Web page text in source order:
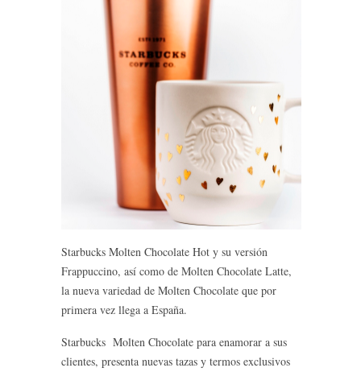
Starbucks Molten Chocolate Hot y su versión
Frappuccino, así como de Molten Chocolate Latte,
la nueva variedad de Molten Chocolate que por
primera vez llega a España.
Starbucks Molten Chocolate para enamorar a sus
clientes, presenta nuevas tazas y termos exclusivos